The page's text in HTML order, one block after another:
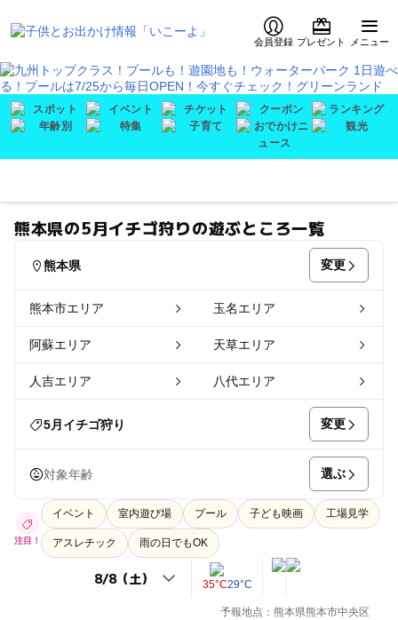
会員登録 プレゼント メニュー
熊本県の5月イチゴ狩りの遊ぶところ一覧
熊本県 変更
熊本市エリア 玉名エリア
阿蘇エリア 天草エリア
人吉エリア 八代エリア
5月イチゴ狩り 変更
対象年齢 選ぶ
注目！
イベント 室内遊び場 プール 子ども映画 工場見学
アスレチック 雨の日でもOK
35°C29°C
予報地点：熊本県熊本市中央区